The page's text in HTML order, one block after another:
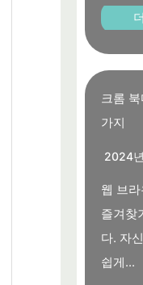
크롬
가지
2024
웹 브
즐겨찾
다. 자
쉽게...